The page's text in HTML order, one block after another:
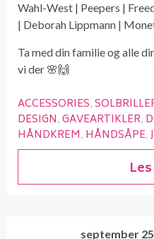
Wahl-West | Peepers |
| Deborah Lippmann |
Ta med din familie og alle
vi der 🌸🙌
ACCESSORIES
DESIGN GAVEARTIKLER
HÅNDKREM HÅNDSÅPE
september